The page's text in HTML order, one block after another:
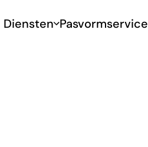
Diensten Pasvormservice